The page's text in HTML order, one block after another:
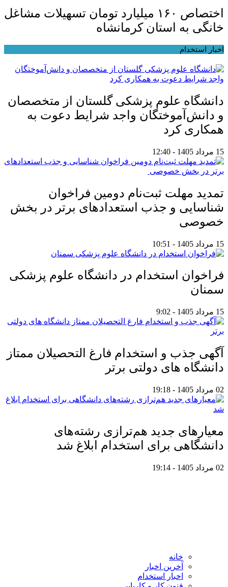
اختصاص ۱۶۰ میلیارد تومان تسهیلات مشاغل
خانگی به استان کرمانشاه
اخبار استخدام
دانشگاه علوم پزشکی گلستان از متخصصان
و دانش‌آموختگان واجد شرایط دعوت به
همکاری کرد
15 مرداد 1405 - 12:40
تمدید مهلت ثبت‌نام دومین فراخوان
شناسایی و جذب استعدادهای برتر در بخش
خصوصی
15 مرداد 1405 - 10:51
فراخوان استخدام در دانشگاه علوم پزشکی
سمنان
15 مرداد 1405 - 9:02
آگهی جذب و استخدام فارغ التحصیلان ممتاز
دانشگاه های دولتی برتر
02 مرداد 1405 - 19:18
معیار‌های جدید هم‌ترازی رشته‌های
دانشگاهی برای استخدام ابلاغ شد
02 مرداد 1405 - 19:14
خانه
آخرین اخبار
اخبار استخدام